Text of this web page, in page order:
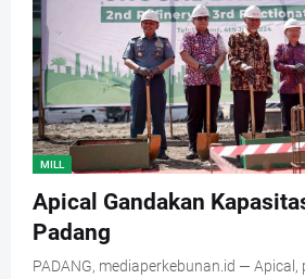
MILL
Apical Gandakan
Padang
PADANG, mediaperkebunan.id — Apical,